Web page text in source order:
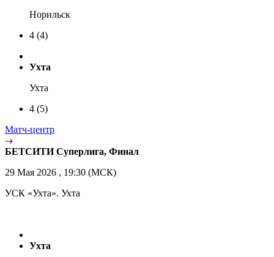
Норильск
4 (4)
Ухта
Ухта
4 (5)
Матч-центр
БЕТСИТИ Суперлига, Финал
29 Мая 2026 , 19:30 (МСК)
УСК «Ухта». Ухта
Ухта